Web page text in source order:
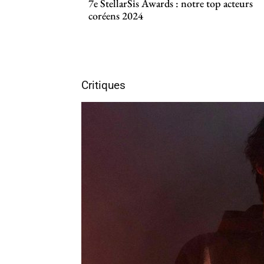
7e StellarSis Awards : notre top acteurs
coréens 2024
Critiques